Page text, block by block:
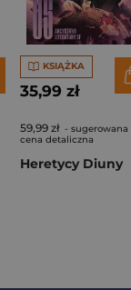
KSIĄŻKA
35,99 zł
59,99 zł - sugerowana
cena detaliczna
Heretycy Diuny